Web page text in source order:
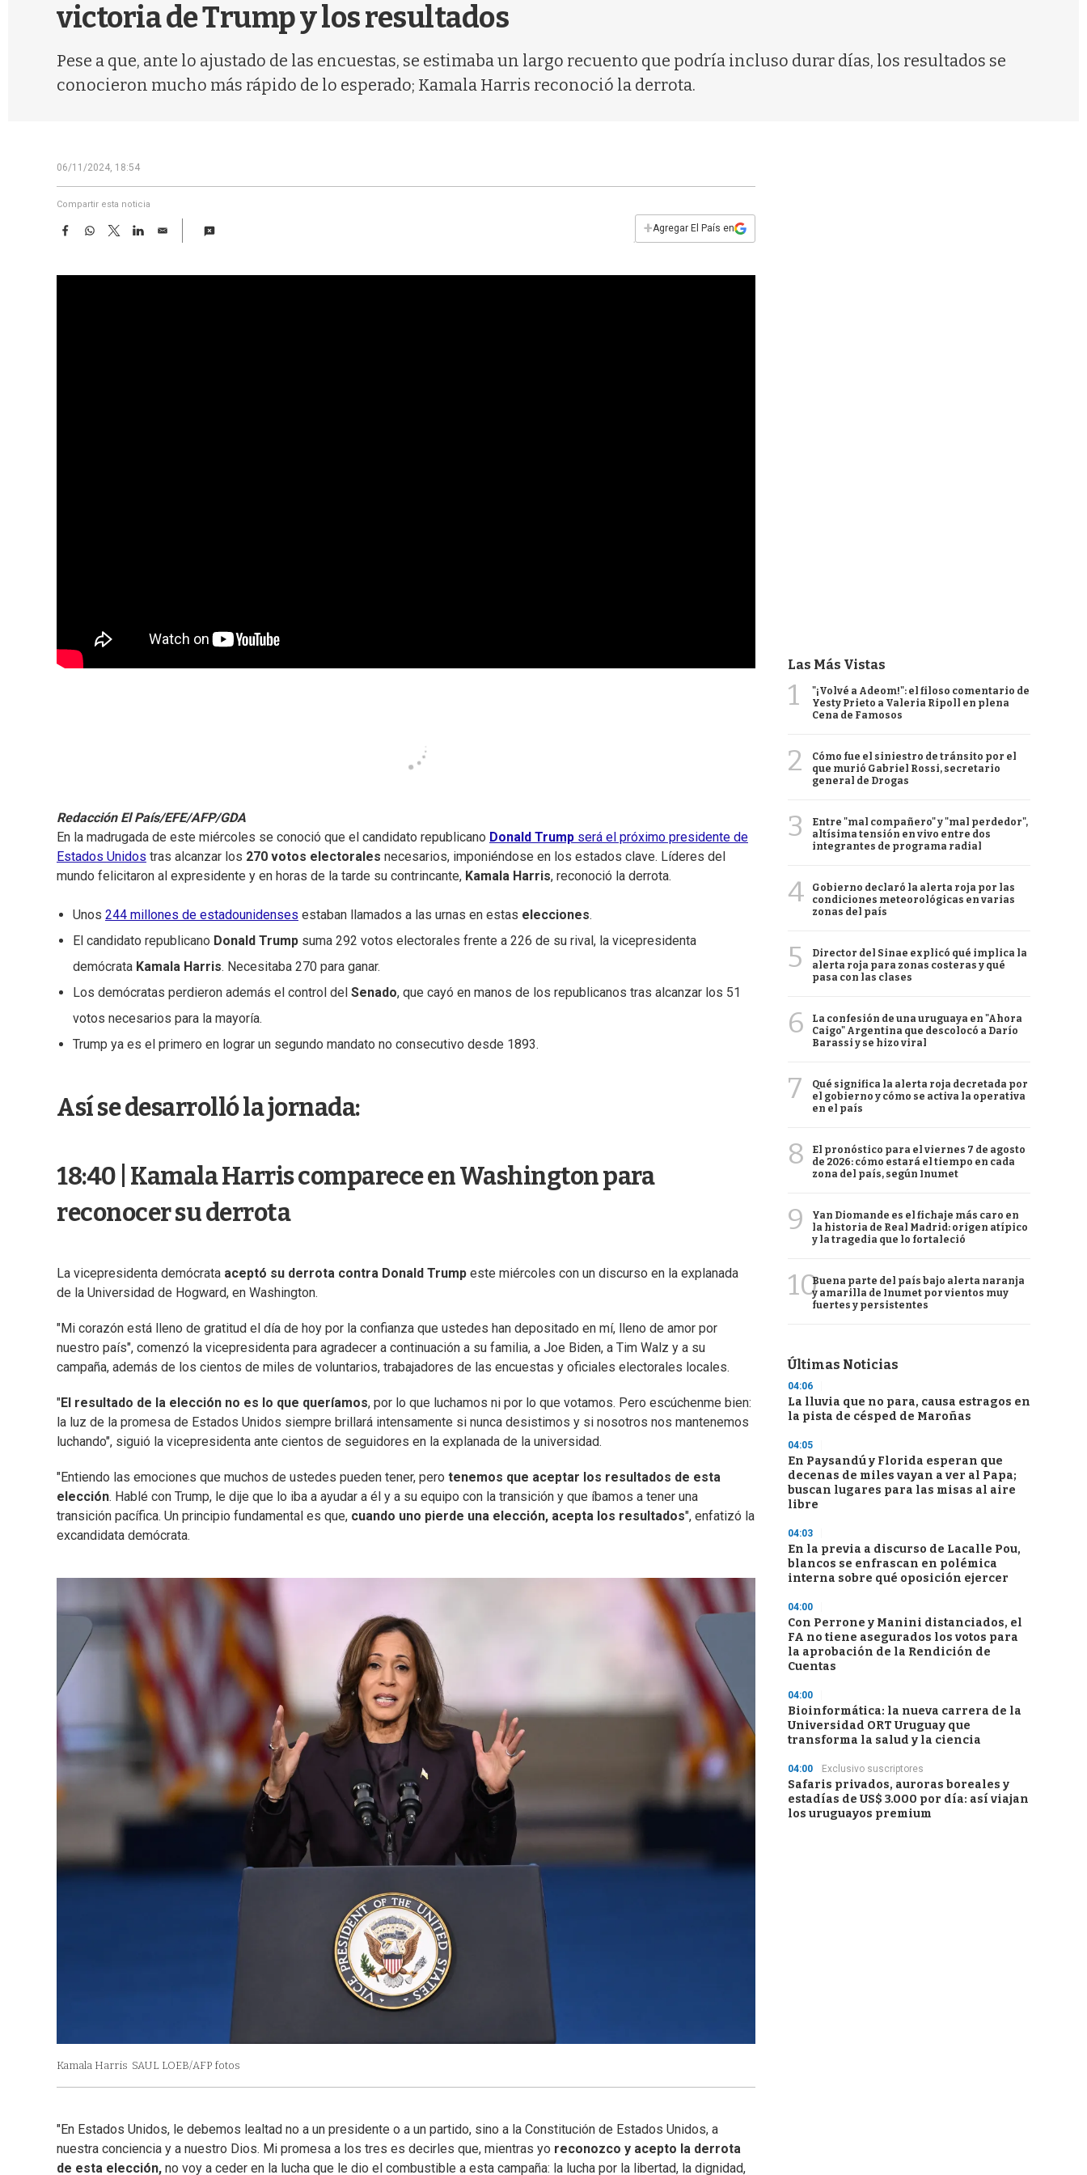
victoria de Trump y los resultados
Pese a que, ante lo ajustado de las encuestas, se estimaba un largo recuento que podría incluso durar días, los resultados se
conocieron mucho más rápido de lo esperado; Kamala Harris reconoció la derrota.
06/11/2024, 18:54
Compartir esta noticia
F
e
W
t
T
w
t
L
k
E
i
+Agregar El País en
Redacción El País/EFE/AFP/GDA
En la madrugada de este miércoles se conoció que el candidato republicano Donald Trump será el próximo presidente de
Estados Unidos tras alcanzar los 270 votos electorales necesarios, imponiéndose en los estados clave. Líderes del
mundo felicitaron al expresidente y en horas de la tarde su contrincante, Kamala Harris, reconoció la derrota.
Unos 244 millones de estadounidenses estaban llamados a las urnas en estas elecciones.
El candidato republicano Donald Trump suma 292 votos electorales frente a 226 de su rival, la vicepresidenta
demócrata Kamala Harris. Necesitaba 270 para ganar.
Los demócratas perdieron además el control del Senado, que cayó en manos de los republicanos tras alcanzar los 51
votos necesarios para la mayoría.
Trump ya es el primero en lograr un segundo mandato no consecutivo desde 1893.
Así se desarrolló la jornada:
18:40 | Kamala Harris comparece en Washington para
reconocer su derrota
La vicepresidenta demócrata aceptó su derrota contra Donald Trump este miércoles con un discurso en la explanada
de la Universidad de Hogward, en Washington.
"Mi corazón está lleno de gratitud el día de hoy por la confianza que ustedes han depositado en mí, lleno de amor por
nuestro país", comenzó la vicepresidenta para agradecer a continuación a su familia, a Joe Biden, a Tim Walz y a su
campaña, además de los cientos de miles de voluntarios, trabajadores de las encuestas y oficiales electorales locales.
"El resultado de la elección no es lo que queríamos, por lo que luchamos ni por lo que votamos. Pero escúchenme bien:
la luz de la promesa de Estados Unidos siempre brillará intensamente si nunca desistimos y si nosotros nos mantenemos
luchando", siguió la vicepresidenta ante cientos de seguidores en la explanada de la universidad.
"Entiendo las emociones que muchos de ustedes pueden tener, pero tenemos que aceptar los resultados de esta
elección. Hablé con Trump, le dije que lo iba a ayudar a él y a su equipo con la transición y que íbamos a tener una
transición pacífica. Un principio fundamental es que, cuando uno pierde una elección, acepta los resultados", enfatizó la
excandidata demócrata.
Kamala Harris SAUL LOEB/AFP fotos
"En Estados Unidos, le debemos lealtad no a un presidente o a un partido, sino a la Constitución de Estados Unidos, a
nuestra conciencia y a nuestro Dios. Mi promesa a los tres es decirles que, mientras yo reconozco y acepto la derrota
de esta elección, no voy a ceder en la lucha que le dio el combustible a esta campaña: la lucha por la libertad, la dignidad,
Las Más Vistas
1
"¡Volvé a Adeom!": el filoso comentario de
Yesty Prieto a Valeria Ripoll en plena
Cena de Famosos
2
Cómo fue el siniestro de tránsito por el
que murió Gabriel Rossi, secretario
general de Drogas
3
Entre "mal compañero" y "mal perdedor",
altísima tensión en vivo entre dos
integrantes de programa radial
4
Gobierno declaró la alerta roja por las
condiciones meteorológicas en varias
zonas del país
5
Director del Sinae explicó qué implica la
alerta roja para zonas costeras y qué
pasa con las clases
6
La confesión de una uruguaya en "Ahora
Caigo" Argentina que descolocó a Darío
Barassi y se hizo viral
7
Qué significa la alerta roja decretada por
el gobierno y cómo se activa la operativa
en el país
8
El pronóstico para el viernes 7 de agosto
de 2026: cómo estará el tiempo en cada
zona del país, según Inumet
9
Yan Diomande es el fichaje más caro en
la historia de Real Madrid: origen atípico
y la tragedia que lo fortaleció
10Buena parte del país bajo alerta naranja
y amarilla de Inumet por vientos muy
fuertes y persistentes
Últimas Noticias
04:06
La lluvia que no para, causa estragos en
la pista de césped de Maroñas
04:05
En Paysandú y Florida esperan que
decenas de miles vayan a ver al Papa;
buscan lugares para las misas al aire
libre
04:03
En la previa a discurso de Lacalle Pou,
blancos se enfrascan en polémica
interna sobre qué oposición ejercer
04:00
Con Perrone y Manini distanciados, el
FA no tiene asegurados los votos para
la aprobación de la Rendición de
Cuentas
04:00
Bioinformática: la nueva carrera de la
Universidad ORT Uruguay que
transforma la salud y la ciencia
04:00 Exclusivo suscriptores
Safaris privados, auroras boreales y
estadías de US$ 3.000 por día: así viajan
los uruguayos premium